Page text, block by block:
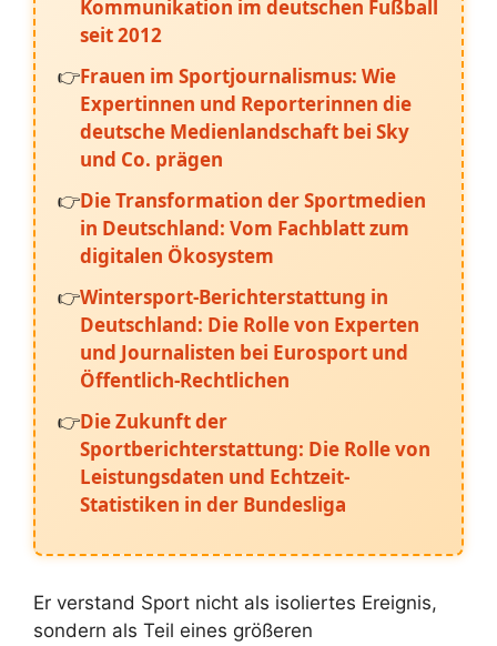
Kommunikation im deutschen Fußball
seit 2012
Frauen im Sportjournalismus: Wie
Expertinnen und Reporterinnen die
deutsche Medienlandschaft bei Sky
und Co. prägen
Die Transformation der Sportmedien
in Deutschland: Vom Fachblatt zum
digitalen Ökosystem
Wintersport-Berichterstattung in
Deutschland: Die Rolle von Experten
und Journalisten bei Eurosport und
Öffentlich-Rechtlichen
Die Zukunft der
Sportberichterstattung: Die Rolle von
Leistungsdaten und Echtzeit-
Statistiken in der Bundesliga
Er verstand Sport nicht als isoliertes Ereignis,
sondern als Teil eines größeren